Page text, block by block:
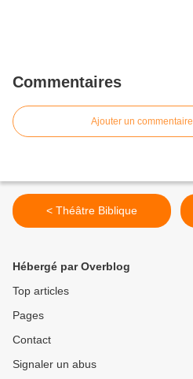
Commentaires
Ajouter un commentaire
< Théâtre Biblique
Hébergé par Overblog
Top articles
Pages
Contact
Signaler un abus